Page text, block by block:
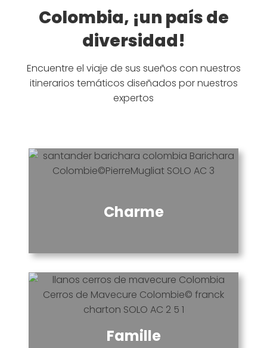
Colombia, ¡un país de
diversidad!
Encuentre el viaje de sus sueños con nuestros
itinerarios temáticos diseñados por nuestros
expertos
Charme
Famille